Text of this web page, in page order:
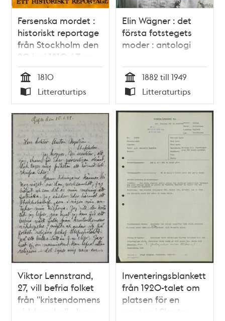
Fersenska mordet :
historiskt reportage
från Stockholm den
20 juni 1810 / Ture
Nerman
Tid
1810
Typ
Litteraturtips
Elin Wägner : det
första fotstegets
moder : antologi
Tid
1882 till 1949
Typ
Litteraturtips
Viktor Lennstrand,
27, vill befria folket
från "kristendomens
vidskepelse" - brev
Inventeringsblankett
från 1920-talet om
platsen för en
runsten i Skesta,